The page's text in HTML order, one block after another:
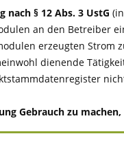
§ 12 Abs. 3 UstG
an den Betreiber
erzeugten Strom
dienende
Gebrauch zu